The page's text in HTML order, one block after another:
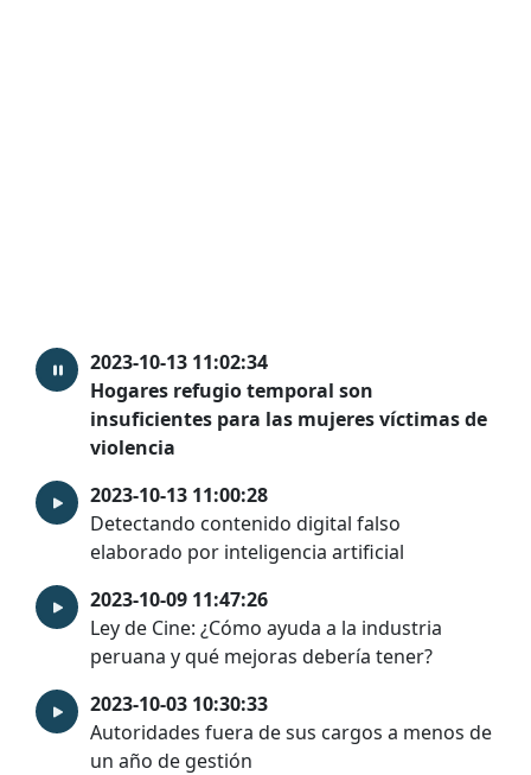
2023-10-13 11:02:34
Hogares refugio temporal son
insuficientes para las mujeres víctimas de
violencia
2023-10-13 11:00:28
Detectando contenido digital falso
elaborado por inteligencia artificial
2023-10-09 11:47:26
Ley de Cine: ¿Cómo ayuda a la industria
peruana y qué mejoras debería tener?
2023-10-03 10:30:33
Autoridades fuera de sus cargos a menos de
un año de gestión